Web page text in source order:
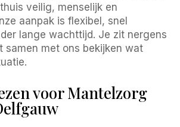
veilig, menselijk en
aanpak is flexibel, snel
lange wachttijd. Je zit nergens
samen met ons bekijken wat
voor Mantelzorg